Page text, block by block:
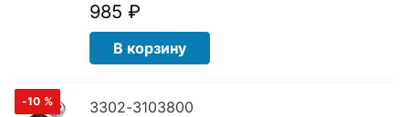
985 ₽
В корзину
-10 % 3302-3103800